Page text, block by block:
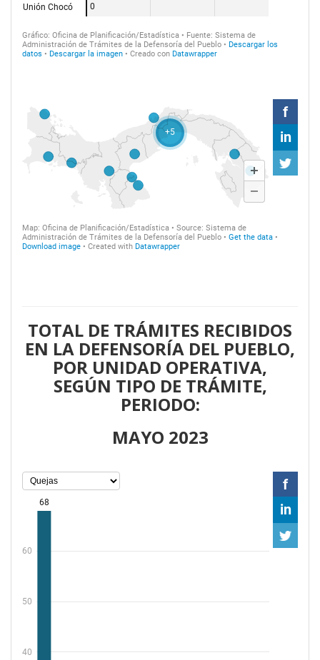
TOTAL DE TRÁMITES RECIBIDOS
EN LA DEFENSORÍA DEL PUEBLO,
POR UNIDAD OPERATIVA,
SEGÚN TIPO DE TRÁMITE,
PERIODO:
MAYO 2023